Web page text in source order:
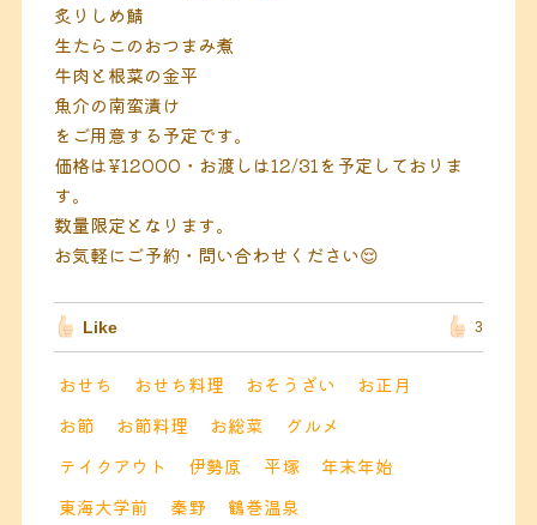
炙りしめ鯖
生たらこのおつまみ煮
牛肉と根菜の金平
魚介の南蛮漬け
をご用意する予定です。
価格は¥12000・お渡しは12/31を予定しておりま
す。
数量限定となります。
お気軽にご予約・問い合わせください😌
Like 3
おせち おせち料理 おそうざい
お正月
お節
お節料理 お総菜
グルメ
テイクアウト
伊勢原 平塚
年末年始
東海大学前
秦野 鶴巻温泉